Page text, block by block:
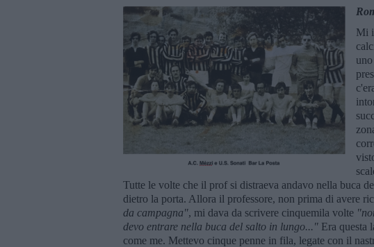
Mi
Tutte le volte che il prof si distraeva andavo nella buca
dietro la porta. Allora il professore, non prima di avere
da campagna", mi dava da scrivere cinquemila volte
devo entrare nella buca del salto in lungo..." Era questa
come me. Mettevo cinque penne in fila, legate con il